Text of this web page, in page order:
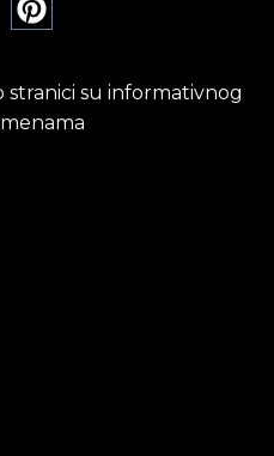
stranici su informativnog